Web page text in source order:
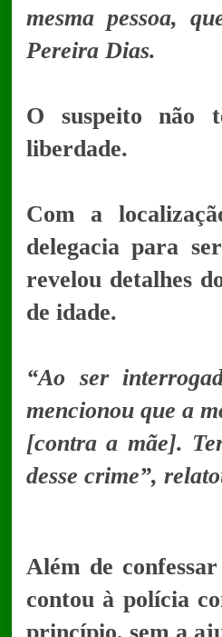
mesma pessoa,
Pereira Dias.
O suspeito não
liberdade.
Com a
delegacia para
revelou detalhes
de idade.
“Ao ser
mencionou que a
[contra a mãe].
desse crime”,
Além de
contou à polícia